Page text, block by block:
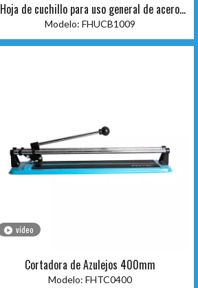
Hoja de cuchillo para uso general de acero
60# de 9*80*0,4 mm
Modelo: FHUCB1009
vídeo
Cortadora de Azulejos 400mm
Modelo: FHTC0400